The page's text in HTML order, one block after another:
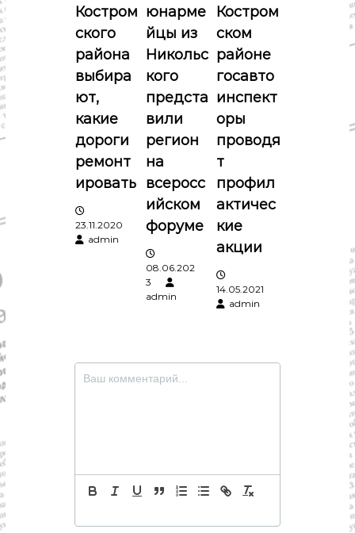
о
з
а
п
и
с
я
Костром
ского
района
выбира
ют,
какие
дороги
ремонт
ировать
23.11.2020
admin
юнарме
йцы из
Никольс
кого
предста
вили
регион
на
всеросс
ийском
форуме
08.06.202
3
admin
Костром
ском
районе
госавто
инспект
оры
проводя
т
профил
актичес
кие
акции
14.05.2021
admin